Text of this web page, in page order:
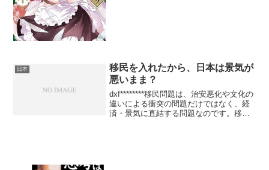
日本
移民を入れたから、日本は景気が
悪いまま？
dxf********移民問題は、治安悪化や文化の
違いによる衝突の問題だけではなく、経
済・景気に直結する問題なのです。移民